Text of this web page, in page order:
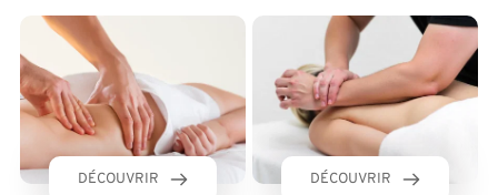
DÉCOUVRIR DÉCOUVRIR